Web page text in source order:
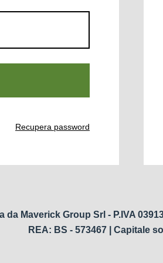
Recupera password
Maverick Group Srl - P.IVA
REA: BS - 573467 | Capitale